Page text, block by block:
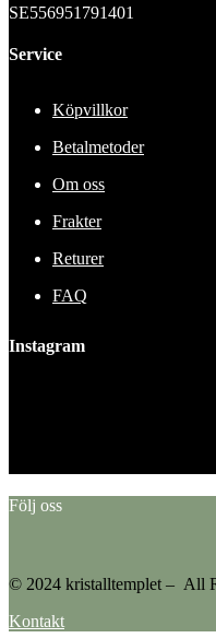
SE556951791401
Service
Köpvillkor
Betalmetoder
Om oss
Frakter
Returer
FAQ
Instagram
Följ oss
© 2024 kristalltemplet – All
Kontakt